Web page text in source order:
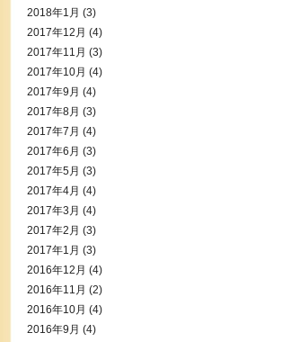
2018年1月 (3)
2017年12月 (4)
2017年11月 (3)
2017年10月 (4)
2017年9月 (4)
2017年8月 (3)
2017年7月 (4)
2017年6月 (3)
2017年5月 (3)
2017年4月 (4)
2017年3月 (4)
2017年2月 (3)
2017年1月 (3)
2016年12月 (4)
2016年11月 (2)
2016年10月 (4)
2016年9月 (4)